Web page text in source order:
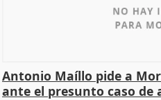
Antonio Maíllo pide a
ante el presunto caso de